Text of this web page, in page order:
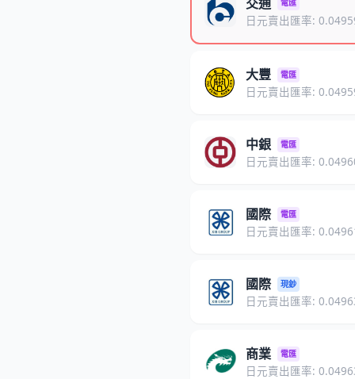
電匯
日元賣出匯率:
大豐 電匯
日元賣出匯率:
中銀 電匯
日元賣出匯率:
國際 電匯
日元賣出匯率:
國際 現鈔
日元賣出匯率:
商業 電匯
日元賣出匯率: